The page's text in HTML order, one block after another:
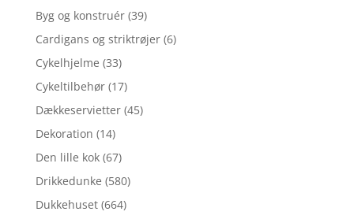
Byg og konstruér (39)
Cardigans og striktrøjer (6)
Cykelhjelme (33)
Cykeltilbehør (17)
Dækkeservietter (45)
Dekoration (14)
Den lille kok (67)
Drikkedunke (580)
Dukkehuset (664)